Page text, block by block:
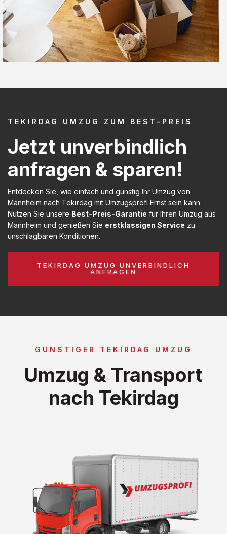
TEKIRDAG UMZUG ZUM BEST-PREIS
Jetzt unverbindlich
anfragen & sparen!
Entdecken Sie, wie einfach und günstig Ihr Umzug von
Mannheim nach Tekirdag mit Umzugsprofi Ernst sein kann:
Nutzen Sie unsere Best-Preis-Garantie für Ihren Umzug aus
Mannheim und genießen Sie erstklassigen Service zu
unschlagbaren Konditionen.
TEKIRDAG UMZUG UNVERBINDLICH
ANFRAGEN
GÜNSTIGER TEKIRDAG UMZUG
Umzug & Transport
nach Tekirdag